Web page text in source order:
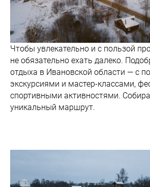
Чтобы увлекательно и с пользой
не обязательно ехать далеко.
отдыха в Ивановской области — с
экскурсиями и мастер-классами,
спортивными активностями.
уникальный маршрут.